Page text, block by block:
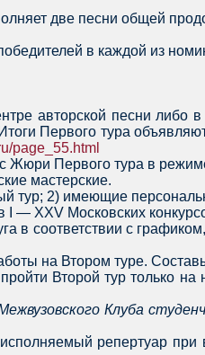
две песни общей
в каждой из
авторской песни либо
Первого тура
page_55.html
Жюри Первого тура в
мастерские.
тур; 2) имеющие
I — XXV Московских
в соответствии с
на Втором туре.
Второй тур только
Клуба
репертуар